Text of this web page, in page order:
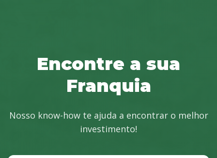
Encontre a sua
Franquia
Nosso know-how te ajuda a encontrar o melhor
investimento!